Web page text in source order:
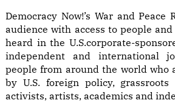
Democracy Now!’s War and
audience with access to people
heard in the U.S.corporate-
independent and international
people from around the world who
by U.S. foreign policy, grassroots
activists, artists, academics and